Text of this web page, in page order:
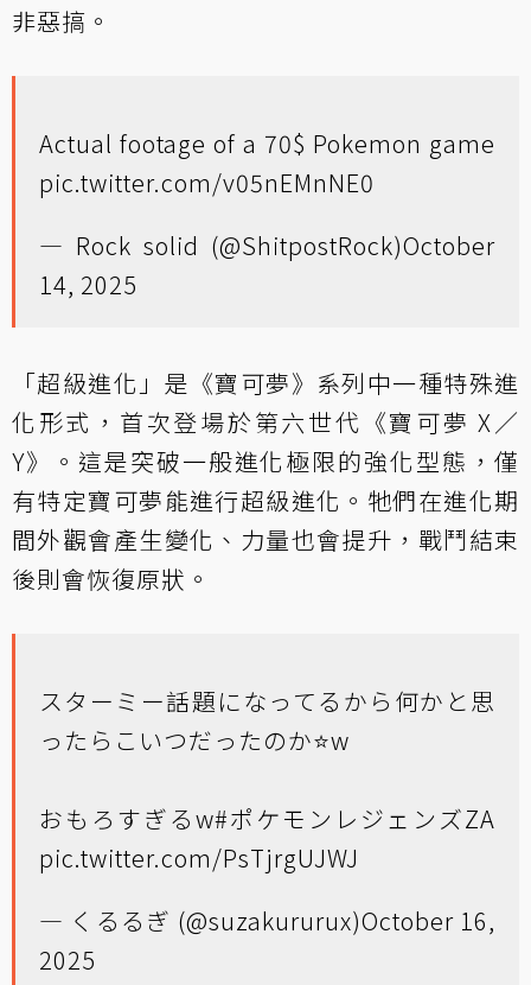
非惡搞。
Actual footage of a 70$ Pokemon game
pic.twitter.com/v05nEMnNE0
— Rock solid (@ShitpostRock)October
14, 2025
「超級進化」是《寶可夢》系列中一種特殊進
化形式，首次登場於第六世代《寶可夢 X／
Y》。這是突破一般進化極限的強化型態，僅
有特定寶可夢能進行超級進化。牠們在進化期
間外觀會產生變化、力量也會提升，戰鬥結束
後則會恢復原狀。
スターミー話題になってるから何かと思
ったらこいつだったのか⭐️w
おもろすぎるw#ポケモンレジェンズZA
pic.twitter.com/PsTjrgUJWJ
— くるるぎ (@suzakururux)October 16,
2025